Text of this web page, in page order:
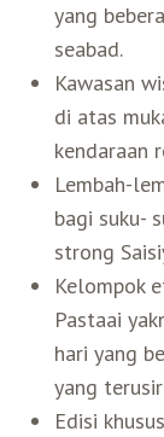
Pasar
yang
seabad.
Kawasan
di atas
kendaraan
Lembah-
bagi suku-
strong
Kelompok
Pastaai
hari yang
yang
Edisi